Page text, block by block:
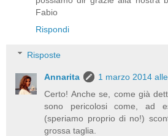
Fabio
Rispondi
Risposte
Annarita
1 marzo 2014
Certo! Anche se, come già
sono pericolosi come, ad
(speriamo proprio di no!)
grossa taglia.